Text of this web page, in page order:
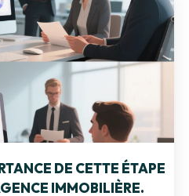
DE CETTE ÉTAPE
IMMOBILIÈRE.